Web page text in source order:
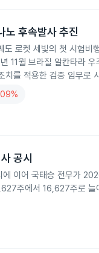
노 후속발사 추진
로켓 세빛의 첫 시험비
11월 브라질 알칸타라
를 적용한 검증 임무로
공시
에 이어 국태승 전무가
주에서 16,627주로